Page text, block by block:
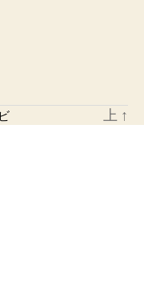
上 ↑